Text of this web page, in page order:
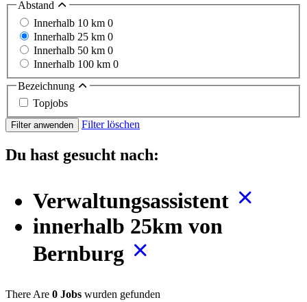
Abstand
Innerhalb 10 km 0
Innerhalb 25 km 0
Innerhalb 50 km 0
Innerhalb 100 km 0
Bezeichnung
Topjobs
Filter anwenden Filter löschen
Du hast gesucht nach:
Verwaltungsassistent
innerhalb 25km von
Bernburg
There Are 0 Jobs wurden gefunden